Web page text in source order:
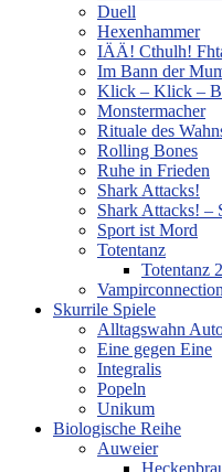
Duell
Hexenhammer
IÄÄ! Cthulh!
Im Bann der
Klick – Klick –
Monstermacher
Rituale des
Rolling Bones
Ruhe in Frieden
Shark Attacks!
Shark Attacks! –
Sport ist Mord
Totentanz
Totentanz
Vampirconnection
Skurrile Spiele
Alltagswahn
Eine gegen Eine
Integralis
Popeln
Unikum
Biologische Reihe
Auweier